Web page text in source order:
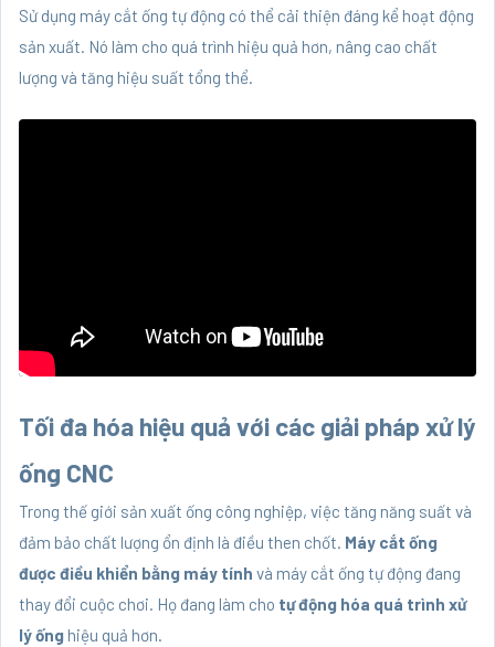
Sử dụng máy cắt ống tự động có thể cải thiện đáng kể hoạt động
sản xuất. Nó làm cho quá trình hiệu quả hơn, nâng cao chất
lượng và tăng hiệu suất tổng thể.
Tối đa hóa hiệu quả với các giải pháp xử lý
ống CNC
Trong thế giới sản xuất ống công nghiệp, việc tăng năng suất và
đảm bảo chất lượng ổn định là điều then chốt. Máy cắt ống
được điều khiển bằng máy tính và máy cắt ống tự động đang
thay đổi cuộc chơi. Họ đang làm cho tự động hóa quá trình xử
lý ống hiệu quả hơn.